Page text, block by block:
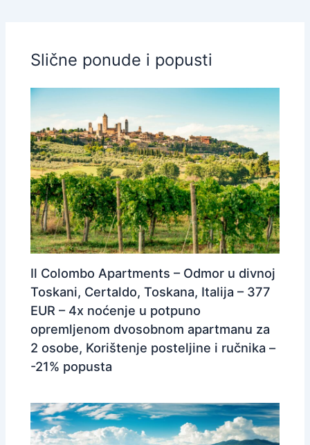
Slične ponude i popusti
Il Colombo Apartments – Odmor u divnoj
Toskani, Certaldo, Toskana, Italija – 377
EUR – 4x noćenje u potpuno
opremljenom dvosobnom apartmanu za
2 osobe, Korištenje posteljine i ručnika –
-21% popusta